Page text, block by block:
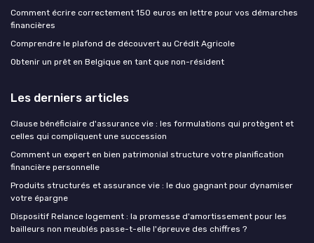
Comment écrire correctement 150 euros en lettre pour vos démarches
financières
Comprendre le plafond de découvert au Crédit Agricole
Obtenir un prêt en Belgique en tant que non-résident
Les derniers articles
Clause bénéficiaire d'assurance vie : les formulations qui protègent et
celles qui compliquent une succession
Comment un expert en bien patrimonial structure votre planification
financière personnelle
Produits structurés et assurance vie : le duo gagnant pour dynamiser
votre épargne
Dispositif Relance logement : la promesse d'amortissement pour les
bailleurs non meublés passe-t-elle l'épreuve des chiffres ?